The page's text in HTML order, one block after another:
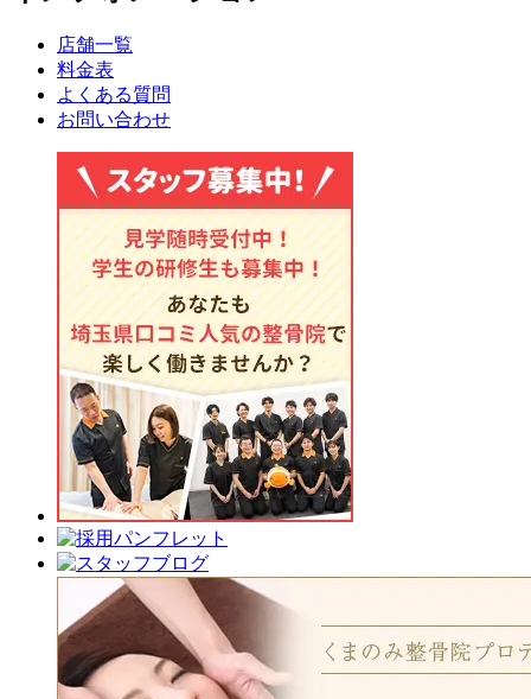
店舗一覧
料金表
よくある質問
お問い合わせ